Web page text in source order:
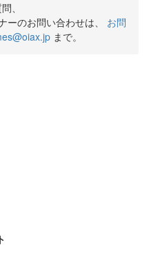
、
ーのお問い合わせは、 お問
まで。